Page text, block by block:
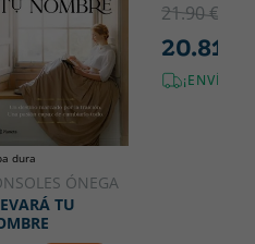
dura
ÓNEGA
TU
21.90 €
20.81 €
¡ENVÍO